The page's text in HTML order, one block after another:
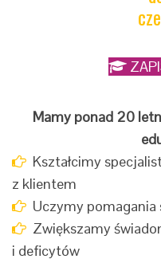
Mamy ponad 20
Kształcimy
z klientem
Uczymy pomagania
Zwiększamy
i deficytów